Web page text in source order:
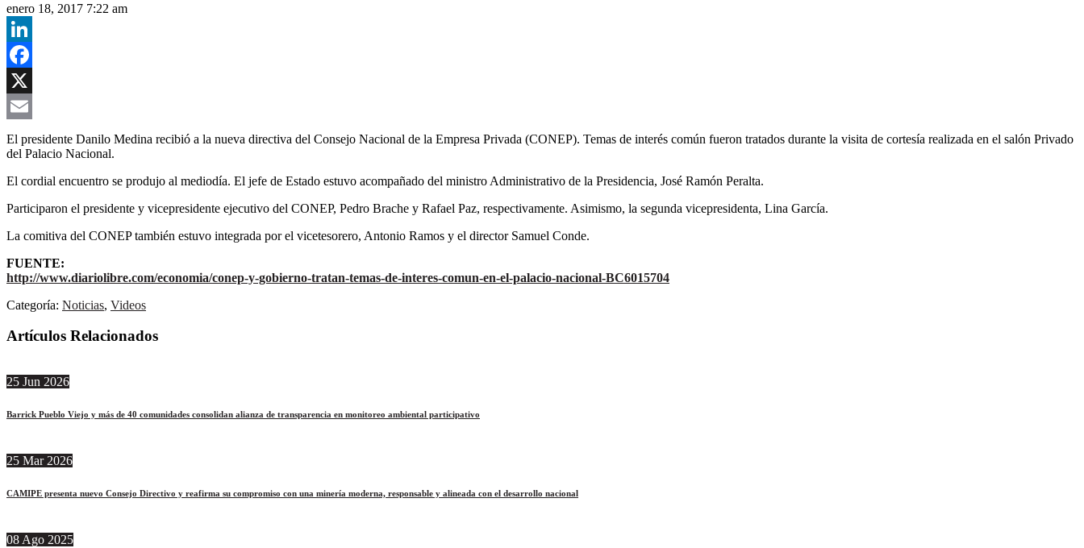
enero 18, 2017 7:22 am
LinkedIn
Facebook
X
Email
El presidente Danilo Medina recibió a la nueva directiva del Consejo Nacional de la Empresa Privada (CONEP). Temas de interés común fueron tratados durante la visita de cortesía realizada en el salón Privado
del Palacio Nacional.
El cordial encuentro se produjo al mediodía. El jefe de Estado estuvo acompañado del ministro Administrativo de la Presidencia, José Ramón Peralta.
Participaron el presidente y vicepresidente ejecutivo del CONEP, Pedro Brache y Rafael Paz, respectivamente. Asimismo, la segunda vicepresidenta, Lina García.
La comitiva del CONEP también estuvo integrada por el vicetesorero, Antonio Ramos y el director Samuel Conde.
FUENTE:
http://www.diariolibre.com/economia/conep-y-gobierno-tratan-temas-de-interes-comun-en-el-palacio-nacional-BC6015704
Categoría: Noticias, Videos
Artículos Relacionados
25 Jun 2026
Barrick Pueblo Viejo y más de 40 comunidades consolidan alianza de transparencia en monitoreo ambiental participativo
25 Mar 2026
CAMIPE presenta nuevo Consejo Directivo y reafirma su compromiso con una minería moderna, responsable y alineada con el desarrollo nacional
08 Ago 2025